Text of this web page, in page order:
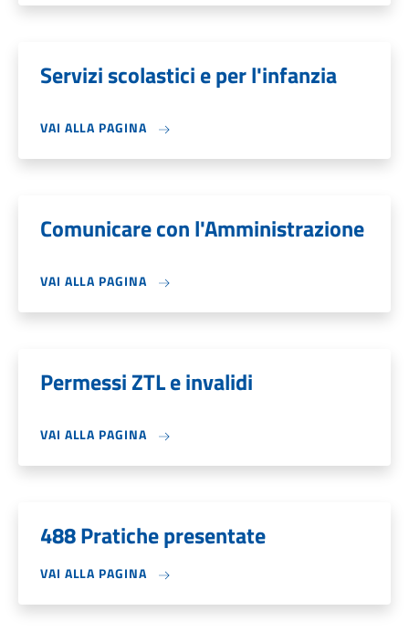
Servizi scolastici e per l'infanzia
VAI ALLA PAGINA
Comunicare con l'Amministrazione
VAI ALLA PAGINA
Permessi ZTL e invalidi
VAI ALLA PAGINA
488 Pratiche presentate
VAI ALLA PAGINA